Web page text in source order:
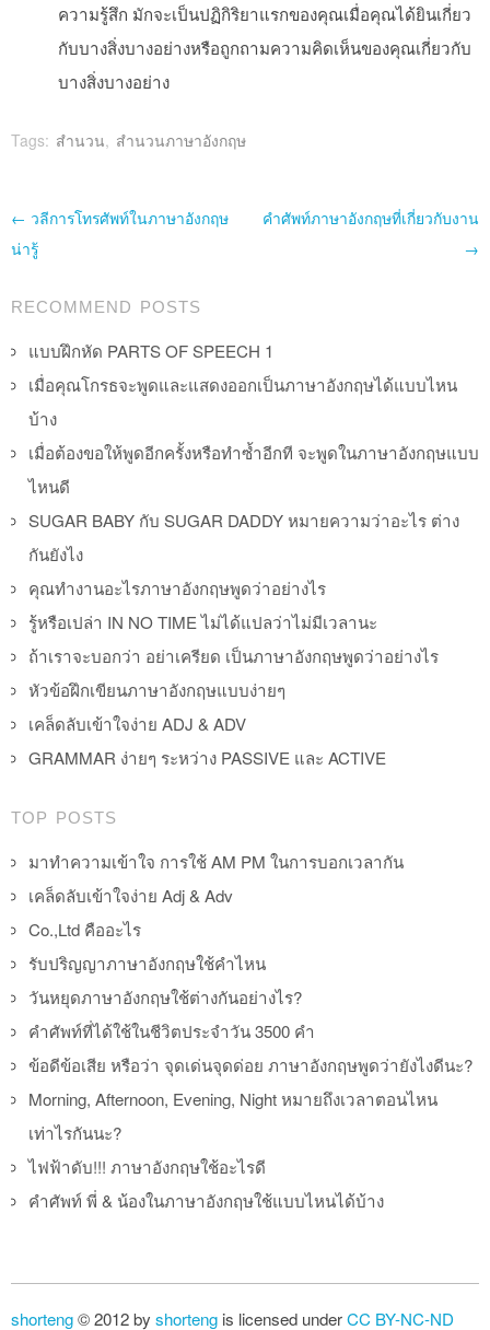
ความรู้สึก มักจะเป็นปฏิกิริยาแรกของคุณเมื่อคุณได้ยินเกี่ยว
กับบางสิ่งบางอย่างหรือถูกถามความคิดเห็นของคุณเกี่ยวกับ
บางสิ่งบางอย่าง
Tags: สำนวน, สำนวนภาษาอังกฤษ
Post navigation
← วลีการโทรศัพท์ในภาษาอังกฤษ
น่ารู้
คำศัพท์ภาษาอังกฤษที่เกี่ยวกับงาน
→
RECOMMEND POSTS
แบบฝึกหัด PARTS OF SPEECH 1
เมื่อคุณโกรธจะพูดและแสดงออกเป็นภาษาอังกฤษได้แบบไหน
บ้าง
เมื่อต้องขอให้พูดอีกครั้งหรือทำซ้ำอีกที จะพูดในภาษาอังกฤษแบบ
ไหนดี
SUGAR BABY กับ SUGAR DADDY หมายความว่าอะไร ต่าง
กันยังไง
คุณทำงานอะไรภาษาอังกฤษพูดว่าอย่างไร
รู้หรือเปล่า IN NO TIME ไม่ได้แปลว่าไม่มีเวลานะ
ถ้าเราจะบอกว่า อย่าเครียด เป็นภาษาอังกฤษพูดว่าอย่างไร
หัวข้อฝึกเขียนภาษาอังกฤษแบบง่ายๆ
เคล็ดลับเข้าใจง่าย ADJ & ADV
GRAMMAR ง่ายๆ ระหว่าง PASSIVE และ ACTIVE
TOP POSTS
มาทำความเข้าใจ การใช้ AM PM ในการบอกเวลากัน
เคล็ดลับเข้าใจง่าย Adj & Adv
Co.,Ltd คืออะไร
รับปริญญาภาษาอังกฤษใช้คำไหน
วันหยุดภาษาอังกฤษใช้ต่างกันอย่างไร?
คำศัพท์ที่ได้ใช้ในชีวิตประจำวัน 3500 คำ
ข้อดีข้อเสีย หรือว่า จุดเด่นจุดด่อย ภาษาอังกฤษพูดว่ายังไงดีนะ?
Morning, Afternoon, Evening, Night หมายถึงเวลาตอนไหน
เท่าไรกันนะ?
ไฟฟ้าดับ!!! ภาษาอังกฤษใช้อะไรดี
คำศัพท์ พี่ & น้องในภาษาอังกฤษใช้แบบไหนได้บ้าง
shorteng© 2012 by shorteng is licensed underCC BY-NC-ND